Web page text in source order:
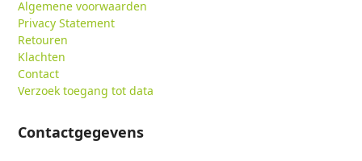
Algemene voorwaarden
Privacy Statement
Retouren
Klachten
Contact
Verzoek toegang tot data
Contactgegevens